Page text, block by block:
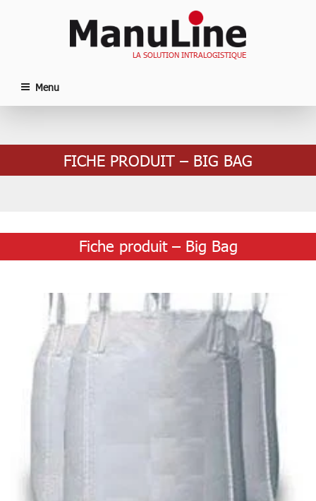
LA SOLUTION INTRALOGISTIQUE
Menu
FICHE PRODUIT – BIG BAG
Fiche produit – Big Bag